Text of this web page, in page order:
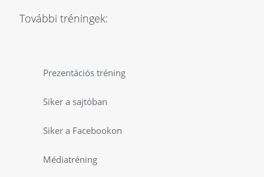
További tréningek:
Prezentációs tréning
Siker a sajtóban
Siker a Facebookon
Médiatréning